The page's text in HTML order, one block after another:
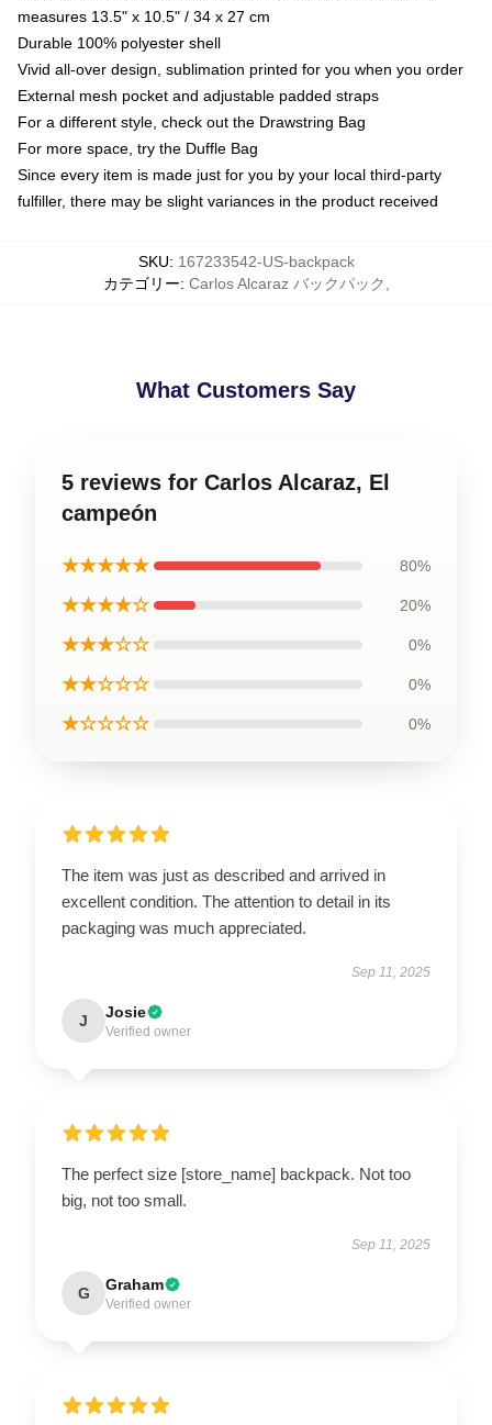
measures 13.5" x 10.5" / 34 x 27 cm
Durable 100% polyester shell
Vivid all-over design, sublimation printed for you when you order
External mesh pocket and adjustable padded straps
For a different style, check out the Drawstring Bag
For more space, try the Duffle Bag
Since every item is made just for you by your local third-party
fulfiller, there may be slight variances in the product received
SKU: 167233542-US-backpack
カテゴリー: Carlos Alcaraz バックパック
What Customers Say
5 reviews for Carlos Alcaraz, El
campeón
★★★★★ 80%
★★★★☆ 20%
★★★☆☆ 0%
★★☆☆☆ 0%
★☆☆☆☆ 0%
The item was just as described and arrived in
excellent condition. The attention to detail in its
packaging was much appreciated.
Sep 11, 2025
J Josie
Verified owner
The perfect size [store_name] backpack. Not too
big, not too small.
Sep 11, 2025
G Graham
Verified owner